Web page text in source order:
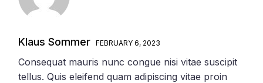
Klaus Sommer FEBRUARY 6, 2023
Consequat mauris nunc congue nisi vitae suscipit
tellus. Quis eleifend quam adipiscing vitae proin